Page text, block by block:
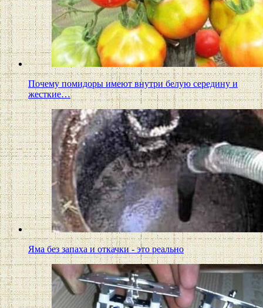
Почему помидоры имеют внутри белую середину и
жесткие…
Яма без запаха и откачки - это реально